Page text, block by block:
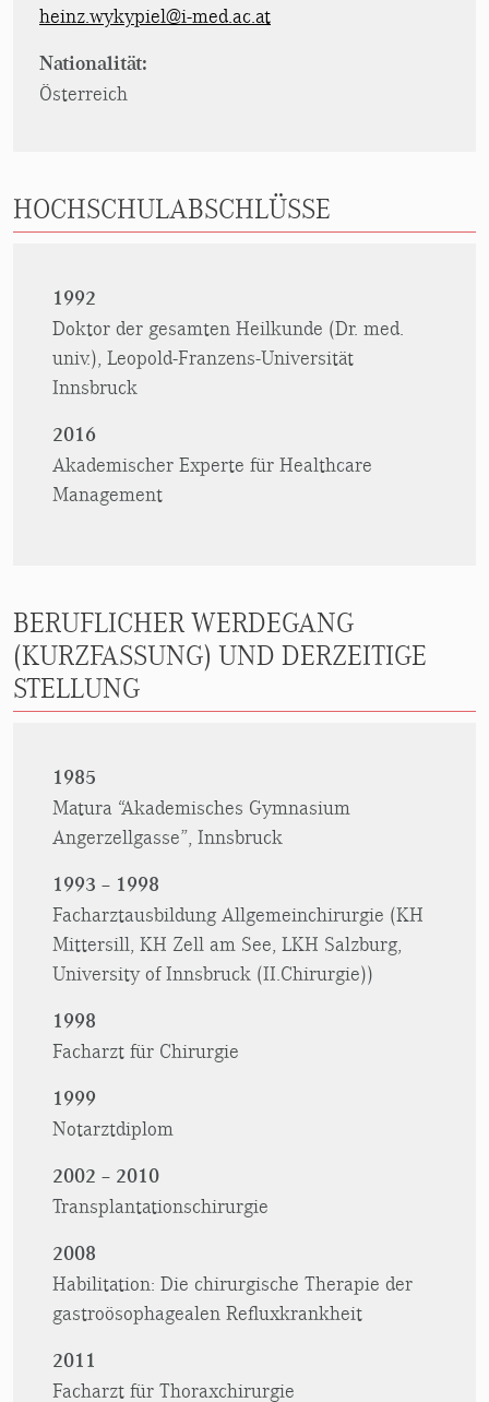
heinz.wykypiel@i-med.ac.at
Nationalität:
Österreich
HOCHSCHULABSCHLÜSSE
1992
Doktor der gesamten Heilkunde (Dr. med.
univ.), Leopold-Franzens-Universität
Innsbruck
2016
Akademischer Experte für Healthcare
Management
BERUFLICHER WERDEGANG
(KURZFASSUNG) UND DERZEITIGE
STELLUNG
1985
Matura “Akademisches Gymnasium
Angerzellgasse”, Innsbruck
1993 – 1998
Facharztausbildung Allgemeinchirurgie (KH
Mittersill, KH Zell am See, LKH Salzburg,
University of Innsbruck (II.Chirurgie))
1998
Facharzt für Chirurgie
1999
Notarztdiplom
2002 – 2010
Transplantationschirurgie
2008
Habilitation: Die chirurgische Therapie der
gastroösophagealen Refluxkrankheit
2011
Facharzt für Thoraxchirurgie